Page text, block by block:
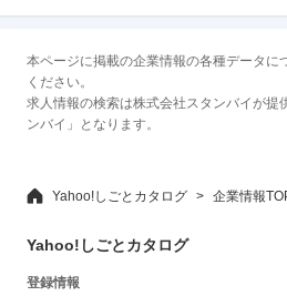
本ページに掲載の企業情報の各種データに
ください。
求人情報の検索は株式会社スタンバイが提
ンバイ」となります。
Yahoo!しごとカタログ 企業情報
Yahoo!しごとカタログ
登録情報